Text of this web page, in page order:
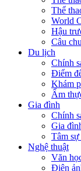
Thể
World
Hậu
Câu
Du lịch
Chính
Điểm
Khám
Ẩm
Gia đình
Chính
Gia
Tâm
Nghệ thuật
Văn
Điện